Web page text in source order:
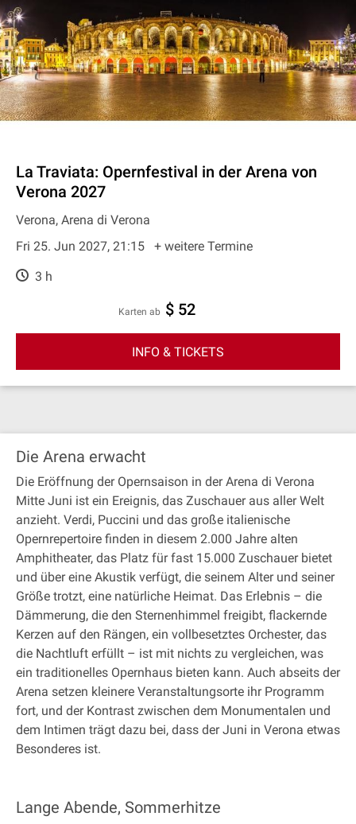
La Traviata: Opernfestival in der Arena von
Verona 2027
Verona, Arena di Verona
Fri 25. Jun 2027, 21:15
+ weitere Termine
3 h
Karten ab $ 52
INFO & TICKETS
Die Arena erwacht
Die Eröffnung der Opernsaison in der Arena di Verona
Mitte Juni ist ein Ereignis, das Zuschauer aus aller Welt
anzieht. Verdi, Puccini und das große italienische
Opernrepertoire finden in diesem 2.000 Jahre alten
Amphitheater, das Platz für fast 15.000 Zuschauer bietet
und über eine Akustik verfügt, die seinem Alter und seiner
Größe trotzt, eine natürliche Heimat. Das Erlebnis – die
Dämmerung, die den Sternenhimmel freigibt, flackernde
Kerzen auf den Rängen, ein vollbesetztes Orchester, das
die Nachtluft erfüllt – ist mit nichts zu vergleichen, was
ein traditionelles Opernhaus bieten kann. Auch abseits der
Arena setzen kleinere Veranstaltungsorte ihr Programm
fort, und der Kontrast zwischen dem Monumentalen und
dem Intimen trägt dazu bei, dass der Juni in Verona etwas
Besonderes ist.
Lange Abende, Sommerhitze